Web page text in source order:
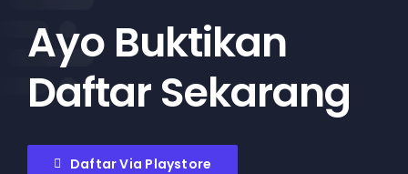
Ayo Buktikan
Daftar Sekarang
Daftar Via Playstore